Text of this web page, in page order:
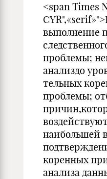
<span Times
выполнение
проблемы;
анализдо
тельных
проблемы;
наибольшей
коренных
анализа